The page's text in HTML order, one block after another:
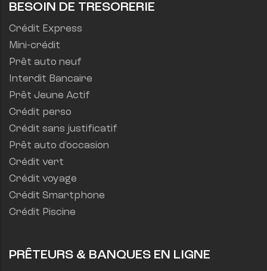
BESOIN DE TRESORERIE
Crédit Express
Mini-crédit
Prêt auto neuf
Interdit Bancaire
Prêt Jeune Actif
Crédit perso
Crédit sans justificatif
Prêt auto d'occasion
Crédit vert
Crédit voyage
Crédit Smartphone
Crédit Piscine
PRÊTEURS & BANQUES EN LIGNE